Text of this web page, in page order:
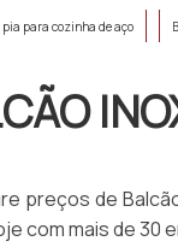
pia para cozinha de aço
preços de
com mais de 30